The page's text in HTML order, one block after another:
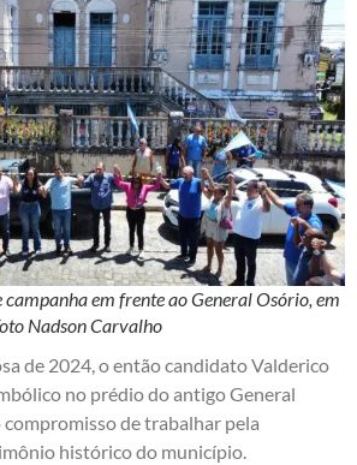
em frente ao General Osório, em
Nadson Carvalho
de 2024, o então candidato Valderico
no prédio do antigo General
de trabalhar pela
histórico do município.